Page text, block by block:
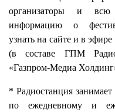
организаторы и всю
информацию о
узнать на сайте и в
(в составе ГПМ
«Газпром-Медиа
* Радиостанция занимает
по ежедневному и